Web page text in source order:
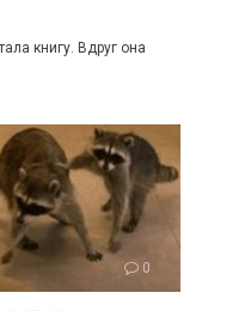
книгу. Вдруг она
0